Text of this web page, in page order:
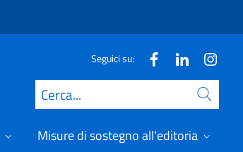
Seguici su:
Cerca
Misure di sostegno all'editoria